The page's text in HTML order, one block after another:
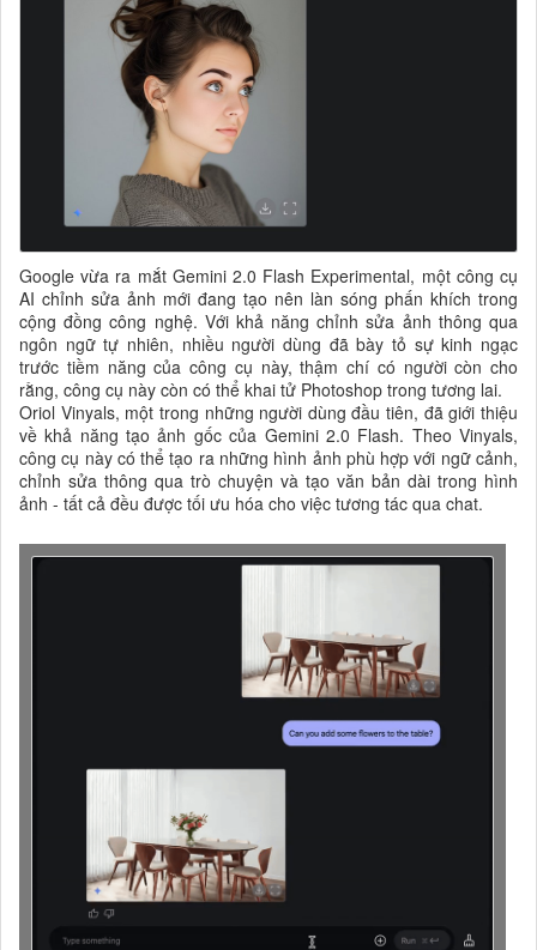
Google vừa ra mắt Gemini 2.0 Flash Experimental, một công cụ
AI chỉnh sửa ảnh mới đang tạo nên làn sóng phấn khích trong
cộng đồng công nghệ. Với khả năng chỉnh sửa ảnh thông qua
ngôn ngữ tự nhiên, nhiều người dùng đã bày tỏ sự kinh ngạc
trước tiềm năng của công cụ này, thậm chí có người còn cho
rằng, công cụ này còn có thể khai tử Photoshop trong tương lai.
Oriol Vinyals, một trong những người dùng đầu tiên, đã giới thiệu
về khả năng tạo ảnh gốc của Gemini 2.0 Flash. Theo Vinyals,
công cụ này có thể tạo ra những hình ảnh phù hợp với ngữ cảnh,
chỉnh sửa thông qua trò chuyện và tạo văn bản dài trong hình
ảnh - tất cả đều được tối ưu hóa cho việc tương tác qua chat.